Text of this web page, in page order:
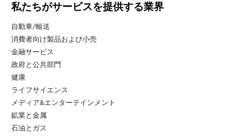
私たちがサービスを提供する業界
自動車/輸送
消費者向け製品および小売
金融サービス
政府と公共部門
健康
ライフサイエンス
メディア&エンターテインメント
鉱業と金属
石油とガス